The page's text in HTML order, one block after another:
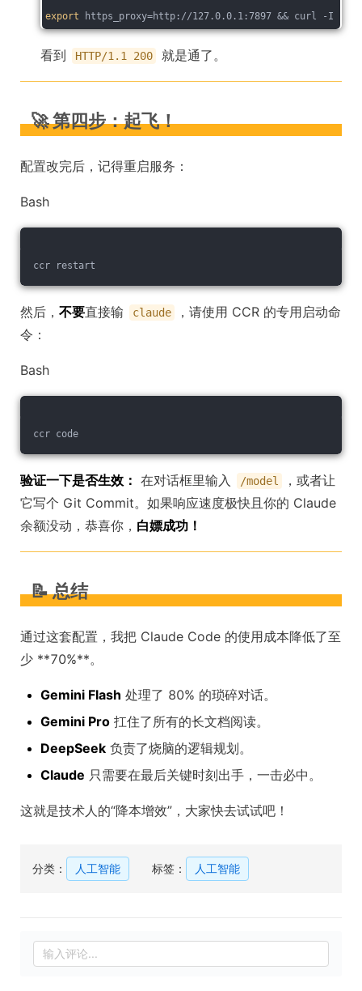
export https_proxy=http://127.0.0.1:7897 && curl -I
看到 HTTP/1.1 200 就是通了。
🚀 第四步：起飞！
配置改完后，记得重启服务：
Bash
ccr restart
然后， 不要直接输 claude
，请使用 CCR 的专用启动命
令：
Bash
ccr code
验证一下是否生效： 在对话框里输入 /model
，或者让
它写个 Git Commit。如果响应速度极快且你的 Claude
余额没动，恭喜你， 白嫖成功！
📝 总结
通过这套配置，我把 Claude Code 的使用成本降低了至
少 **70%**。
Gemini Flash 处理了 80% 的琐碎对话。
Gemini Pro 扛住了所有的长文档阅读。
DeepSeek 负责了烧脑的逻辑规划。
Claude 只需要在最后关键时刻出手，一击必中。
这就是技术人的“降本增效”，大家快去试试吧！
分类： 人工智能 标签： 人工智能